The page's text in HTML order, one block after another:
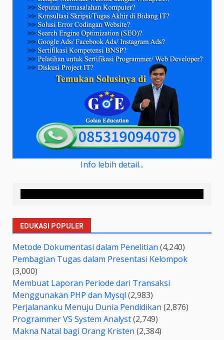
Info lebih detail...
EDUKASI POPULER
Metode Dokumentasi dalam Penelitian (4,240)
Pembagian Tugas dalam Presentasi Kelompok
(3,000)
Membuat Laporan Periode dari Transaksi
Menggunakan PHP dan Mysql (2,983)
Perjalananku Menuju Dunia Pendidikan (2,876)
Programmer VS System Analyst(2,749)
Makna Natal bagi Orang Kristen (2,384)